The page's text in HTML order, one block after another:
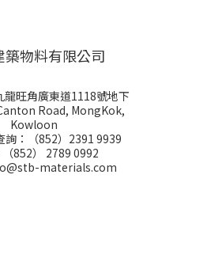
築物料有限公司
龍旺角廣東道1118號地下
Road, MongKok,
Kowloon
詢：（852）2391 9939
852） 2789 0992
materials.com